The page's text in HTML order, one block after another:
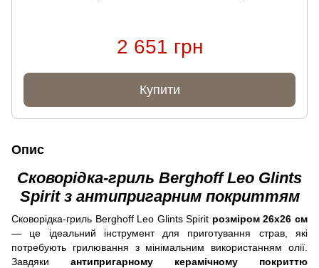
2 651 грн
Купити
Опис
Сковорідка-гриль Berghoff Leo Glints
Spirit з антипригарним покриттям
Сковорідка-гриль Berghoff Leo Glints Spirit розміром 26х26 см
— це ідеальний інструмент для приготування страв, які
потребують грилювання з мінімальним використанням олії.
Завдяки антипригарному керамічному покриттю